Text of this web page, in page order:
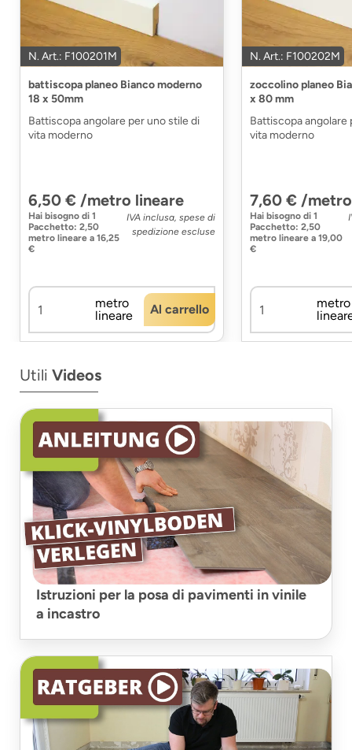
N. Art.: F100201M
battiscopa planeo Bianco moderno
18 x 50mm
Battiscopa angolare per uno stile di
vita moderno
6,50 € /metro lineare
Hai bisogno di 1
Pacchetto: 2,50
metro lineare a 16,25
€
IVA inclusa, spese di
spedizione escluse
metro
lineare
Al carrello
N. Art.: F100202M
zoccolino planeo
x 80 mm
Battiscopa angolare
vita moderno
7,60 € /
Hai bisogno di 1
Pacchetto: 2,50
metro lineare a 19,00
€
metro
Utili Videos
Istruzioni per la posa di pavimenti in vinile
a incastro